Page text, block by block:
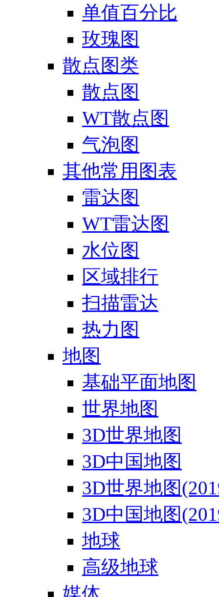
单值百分比
玫瑰图
散点图类
散点图
WT散点图
气泡图
其他常用图表
雷达图
WT雷达图
水位图
区域排行
扫描雷达
热力图
地图
基础平面地图
世界地图
3D世界地图
3D中国地图
3D世界地图
3D中国地图
地球
高级地球